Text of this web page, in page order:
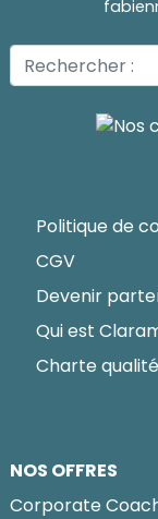
Politique de
CGV
Devenir
Qui est
Charte qualité
NOS OFFRES
Corporate